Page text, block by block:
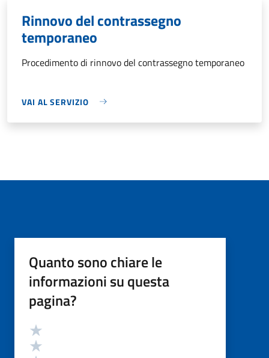
Rinnovo del contrassegno
temporaneo
Procedimento di rinnovo del contrassegno temporaneo
VAI AL SERVIZIO
Quanto sono chiare le
informazioni su questa
pagina?
Valutazione